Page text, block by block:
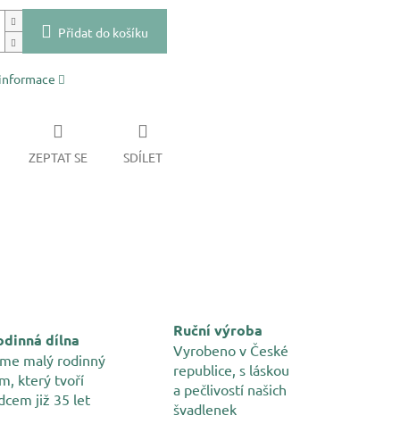
Přidat do košíku
ZEPTAT SE SDÍLET
dílna
malý rodinný
který tvoří
již 35 let
Ruční výroba
Vyrobeno v České
republice, s láskou
a pečlivostí našich
švadlenek